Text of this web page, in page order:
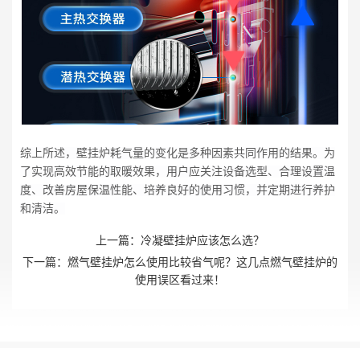
综上所述，壁挂炉耗气量的变化是多种因素共同作用的结果。为
了实现高效节能的取暖效果，用户应关注设备选型、合理设置温
度、改善房屋保温性能、培养良好的使用习惯，并定期进行养护
和清洁。
上一篇： 冷凝壁挂炉应该怎么选？
下一篇： 燃气壁挂炉怎么使用比较省气呢？这几点燃气壁挂炉的
使用误区看过来！